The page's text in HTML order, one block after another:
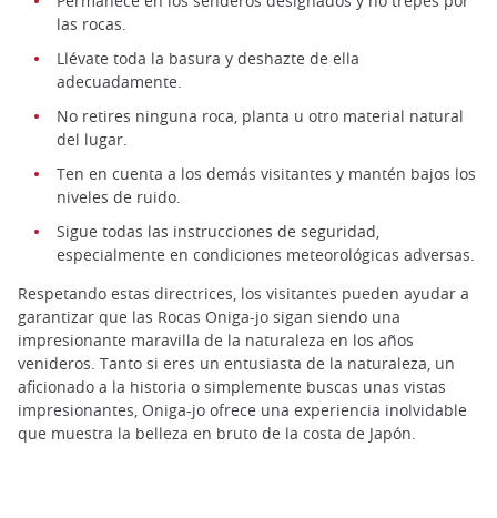
las rocas.
Llévate toda la basura y deshazte de ella
adecuadamente.
No retires ninguna roca, planta u otro material natural
del lugar.
Ten en cuenta a los demás visitantes y mantén bajos los
niveles de ruido.
Sigue todas las instrucciones de seguridad,
especialmente en condiciones meteorológicas adversas.
Respetando estas directrices, los visitantes pueden ayudar a
garantizar que las Rocas Oniga-jo sigan siendo una
impresionante maravilla de la naturaleza en los años
venideros. Tanto si eres un entusiasta de la naturaleza, un
aficionado a la historia o simplemente buscas unas vistas
impresionantes, Oniga-jo ofrece una experiencia inolvidable
que muestra la belleza en bruto de la costa de Japón.